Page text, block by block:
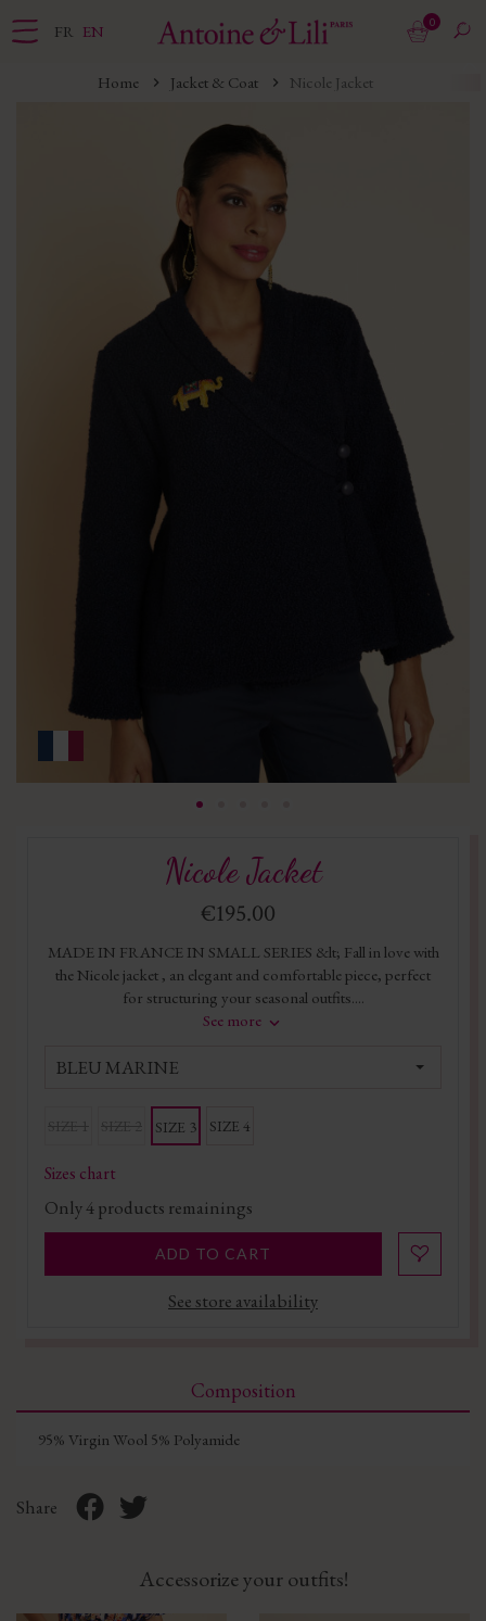
FR EN 0
Home Jacket & Coat Nicole Jacket
Nicole Jacket
€195.00
MADE IN FRANCE IN SMALL SERIES &lt; Fall in love with
the Nicole jacket , an elegant and comfortable piece, perfect
for structuring your seasonal outfits....
See more
BLEU MARINE
SIZE 3 SIZE 4
Sizes chart
Only4products remainings
ADD TO CART
See store availability
Composition
95% Virgin Wool 5% Polyamide
Share
Accessorize your outfits!